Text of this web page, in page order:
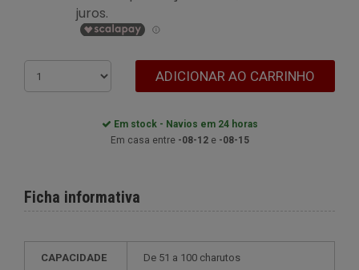
ADICIONAR AO CARRINHO
Em stock - Navios em 24 horas
Em casa entre -08-12e -08-15
Ficha informativa
CAPACIDADE de 51 a 100 charutos